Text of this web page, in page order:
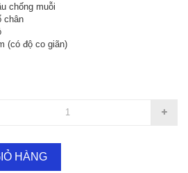
chống muỗi
chân
(có độ co giãn)
HÀNG